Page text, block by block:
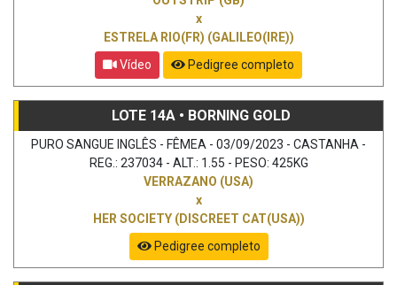
x
ESTRELA RIO(FR) (GALILEO(IRE))
Vídeo
Pedigree completo
LOTE 14A • BORNING GOLD
PURO SANGUE INGLÊS - FÊMEA - 03/09/2023 - CASTANHA -
REG.: 237034 - ALT.: 1.55 - PESO: 425KG
VERRAZANO (USA)
x
HER SOCIETY (DISCREET CAT(USA))
Pedigree completo